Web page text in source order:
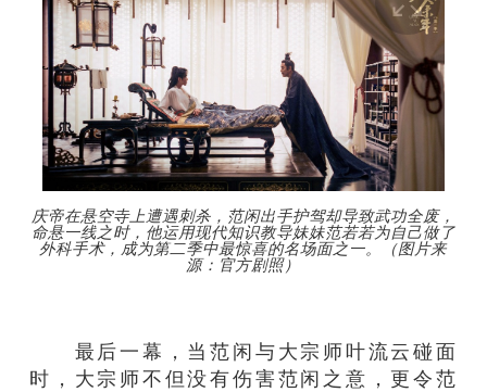
庆帝在悬空寺上遭遇刺杀，范闲出手护驾却导致武功全废，
命悬一线之时，他运用现代知识教导妹妹范若若为自己做了
外科手术，成为第二季中最惊喜的名场面之一。（图片来
源：官方剧照）
最后一幕，当范闲与大宗师叶流云碰面
时，大宗师不但没有伤害范闲之意，更令范